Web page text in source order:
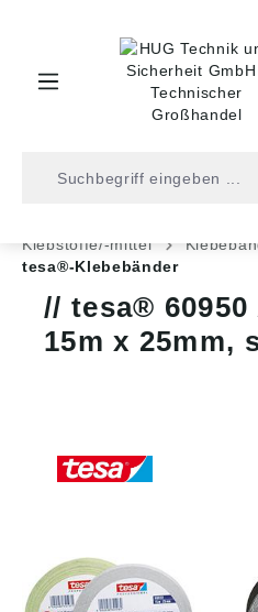
Klebstoffe/-mittel
tesa®-Klebebänder
tesa®
15m x 25mm,